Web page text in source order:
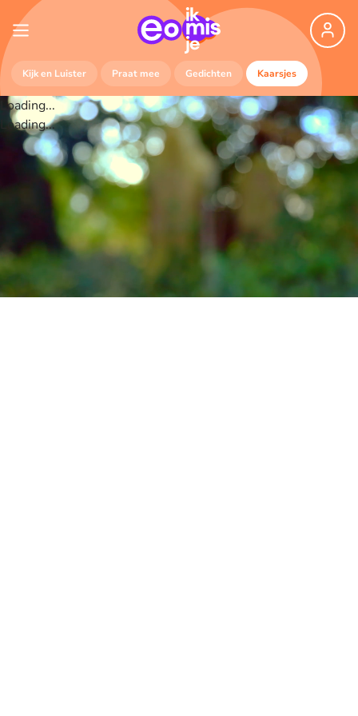
Kijk en Luister Praat mee Gedichten Kaarsjes
Loading...
Loading...